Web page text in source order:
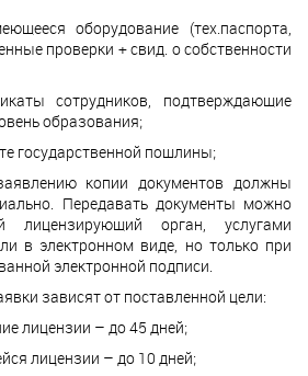
оборудование (тех.паспорта,
проверки + свид. о собственности
сотрудников, подтверждающие
образования;
государственной пошлины;
копии документов должны
Передавать документы можно
орган, услугами
в электронном виде, но только при
электронной подписи.
зависят от поставленной цели:
лицензии – до 45 дней;
лицензии – до 10 дней;